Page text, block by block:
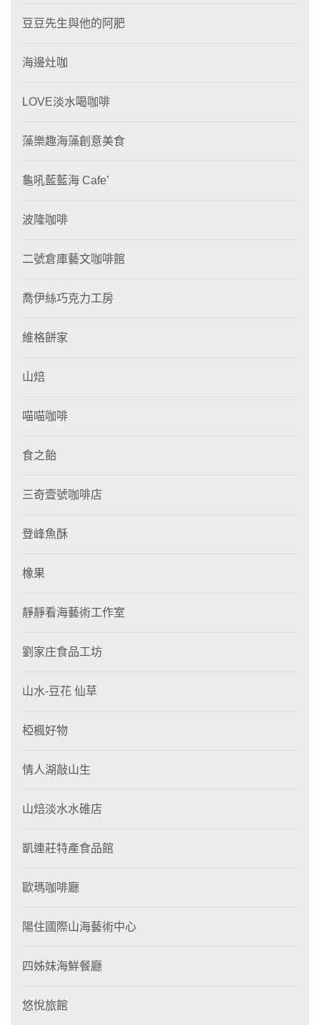
豆豆先生與他的阿肥
海邊灶咖
LOVE淡水喝咖啡
藻樂趣海藻創意美食
龜吼藍藍海 Cafe’
波隆咖啡
二號倉庫藝文咖啡館
喬伊絲巧克力工房
維格餅家
山焙
喵喵咖啡
食之飴
三奇壹號咖啡店
登峰魚酥
橡果
靜靜看海藝術工作室
劉家庄食品工坊
山水-豆花 仙草
椏楓好物
情人湖敲山生
山焙淡水水碓店
凱連莊特產食品館
歐瑪咖啡廳
陽住國際山海藝術中心
四姊妹海鮮餐廳
悠悅旅館